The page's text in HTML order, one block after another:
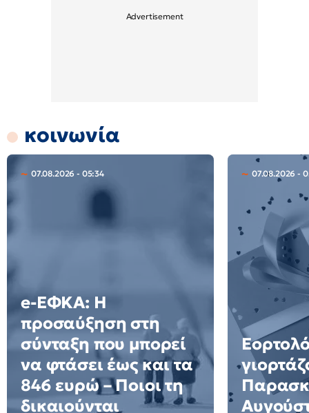
κοινωνία
07.08.2026 - 05:34
e-ΕΦΚΑ: Η
προσαύξηση στη
σύνταξη που μπορεί
να φτάσει έως και τα
846 ευρώ – Ποιοι τη
δικαιούνται
07.08.2026 -